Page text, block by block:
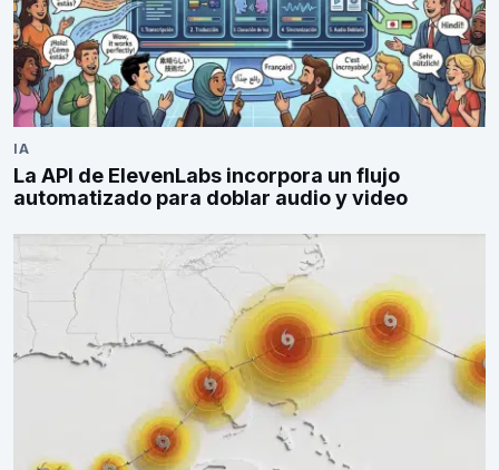
IA
La API de ElevenLabs incorpora un flujo
automatizado para doblar audio y video